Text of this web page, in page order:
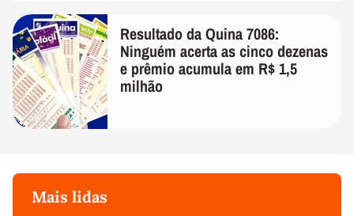
Resultado da Quina 7086:
Ninguém acerta as cinco dezenas
e prêmio acumula em R$ 1,5
milhão
Mais lidas